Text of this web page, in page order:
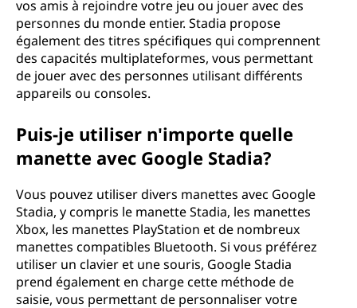
vos amis à rejoindre votre jeu ou jouer avec des
personnes du monde entier. Stadia propose
également des titres spécifiques qui comprennent
des capacités multiplateformes, vous permettant
de jouer avec des personnes utilisant différents
appareils ou consoles.
Puis-je utiliser n'importe quelle
manette avec Google Stadia?
Vous pouvez utiliser divers manettes avec Google
Stadia, y compris le manette Stadia, les manettes
Xbox, les manettes PlayStation et de nombreux
manettes compatibles Bluetooth. Si vous préférez
utiliser un clavier et une souris, Google Stadia
prend également en charge cette méthode de
saisie, vous permettant de personnaliser votre